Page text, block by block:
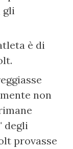
gli
è di
non
degli
provasse